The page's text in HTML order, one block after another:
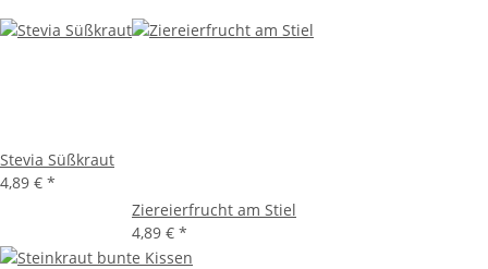
Stevia Süßkraut
4,89 € *
Ziereierfrucht am Stiel
4,89 € *